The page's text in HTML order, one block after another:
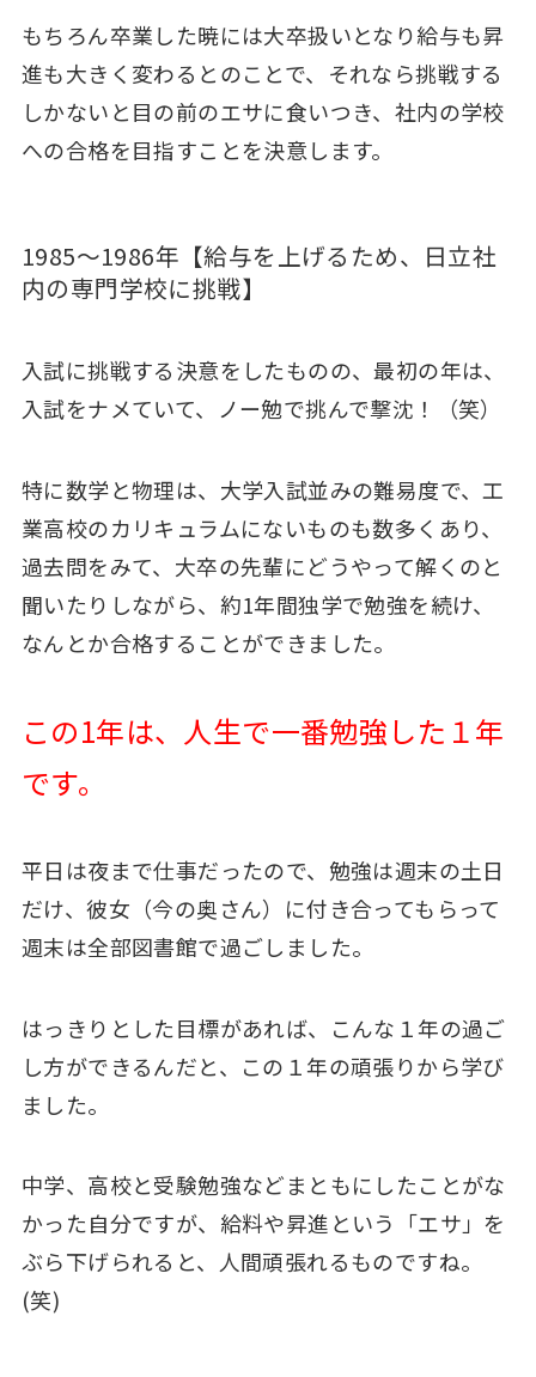
もちろん卒業した暁には大卒扱いとなり給与も昇
進も大きく変わるとのことで、それなら挑戦する
しかないと目の前のエサに食いつき、社内の学校
への合格を目指すことを決意します。
1985～1986年【給与を上げるため、日立社
内の専門学校に挑戦】
入試に挑戦する決意をしたものの、最初の年は、
入試をナメていて、ノー勉で挑んで撃沈！（笑）
特に数学と物理は、大学入試並みの難易度で、工
業高校のカリキュラムにないものも数多くあり、
過去問をみて、大卒の先輩にどうやって解くのと
聞いたりしながら、約1年間独学で勉強を続け、
なんとか合格することができました。
この1年は、人生で一番勉強した１年
です。
平日は夜まで仕事だったので、勉強は週末の土日
だけ、彼女（今の奥さん）に付き合ってもらって
週末は全部図書館で過ごしました。
はっきりとした目標があれば、こんな１年の過ご
し方ができるんだと、この１年の頑張りから学び
ました。
中学、高校と受験勉強などまともにしたことがな
かった自分ですが、給料や昇進という「エサ」を
ぶら下げられると、人間頑張れるものですね。
(笑)